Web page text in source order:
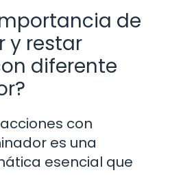
de
y restar
diferente
con
es una
esencial que